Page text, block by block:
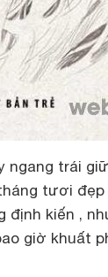
trái
tươi
định kiến ,
giờ khuất